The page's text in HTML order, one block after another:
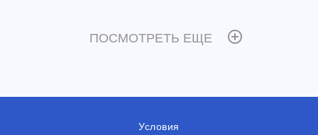
ПОСМОТРЕТЬ ЕЩЕ
Условия